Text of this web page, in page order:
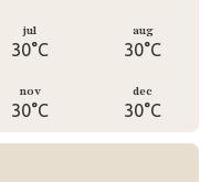
jul
30°C
aug
30°C
nov
30°C
dec
30°C